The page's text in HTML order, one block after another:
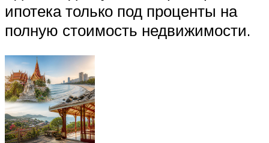
ипотека только под проценты на
полную стоимость недвижимости.